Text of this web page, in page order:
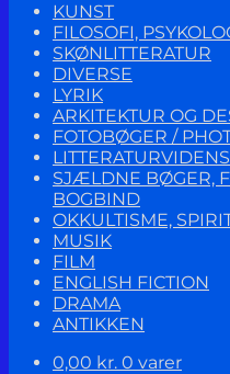
KUNST
FILOSOFI,
SKØNLITTERATUR
DIVERSE
LYRIK
ARKITEKTUR OG
FOTOBØGER /
SJÆLDNE BØGER,
BOGBIND
OKKULTISME,
MUSIK
FILM
ENGLISH FICTION
DRAMA
ANTIKKEN
0,00 kr. 0 varer